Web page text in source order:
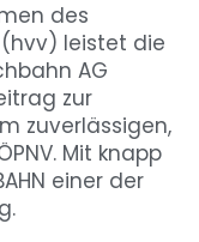
des
leistet die
AG
zur
zuverlässigen,
Mit knapp
einer der